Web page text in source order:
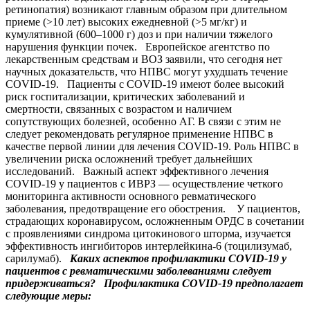
ретинопатия) возникают главным образом при длительном
приеме (>10 лет) высоких ежедневной (>5 мг/кг) и
кумулятивной (600–1000 г) доз и при наличии тяжелого
нарушения функции почек. Европейское агентство по
лекарственным средствам и ВОЗ заявили, что сегодня нет
научных доказательств, что НПВС могут ухудшать течение
COVID-19. Пациенты с COVID-19 имеют более высокий
риск госпитализации, критических заболеваний и
смертности, связанных с возрастом и наличием
сопутствующих болезней, особенно АГ. В связи с этим не
следует рекомендовать регулярное применение НПВС в
качестве первой линии для лечения COVID-19. Роль НПВС в
увеличении риска осложнений требует дальнейших
исследований. Важный аспект эффективного лечения
COVID-19 у пациентов с ИВРЗ — осуществление четкого
мониторинга активности основного ревматического
заболевания, предотвращение его обострения. У пациентов,
страдающих коронавирусом, осложненным ОРДС в сочетании
с проявлениями синдрома цитокинового шторма, изучается
эффективность ингибиторов интерлейкина-6 (тоцилизумаб,
сарилумаб).
Каких аспектов профилактики COVID-19 у
пациентов с ревматическими заболеваниями следует
придерживаться?
Профилактика COVID-19 предполагает
следующие меры: